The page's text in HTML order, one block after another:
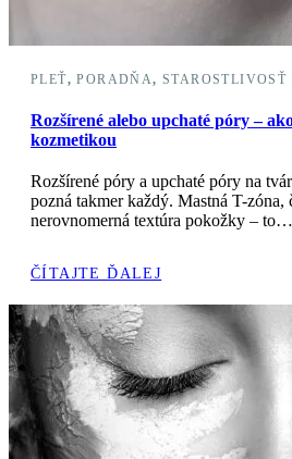
PLEŤ,PORADŇA,STAROSTLIVOSŤ
Rozšírené alebo upchaté póry –
kozmetikou
Rozšírené póry a upchaté póry na
pozná takmer každý. Mastná T-zóna,
nerovnomerná textúra pokožky – to…
ČÍTAJTE ĎALEJ